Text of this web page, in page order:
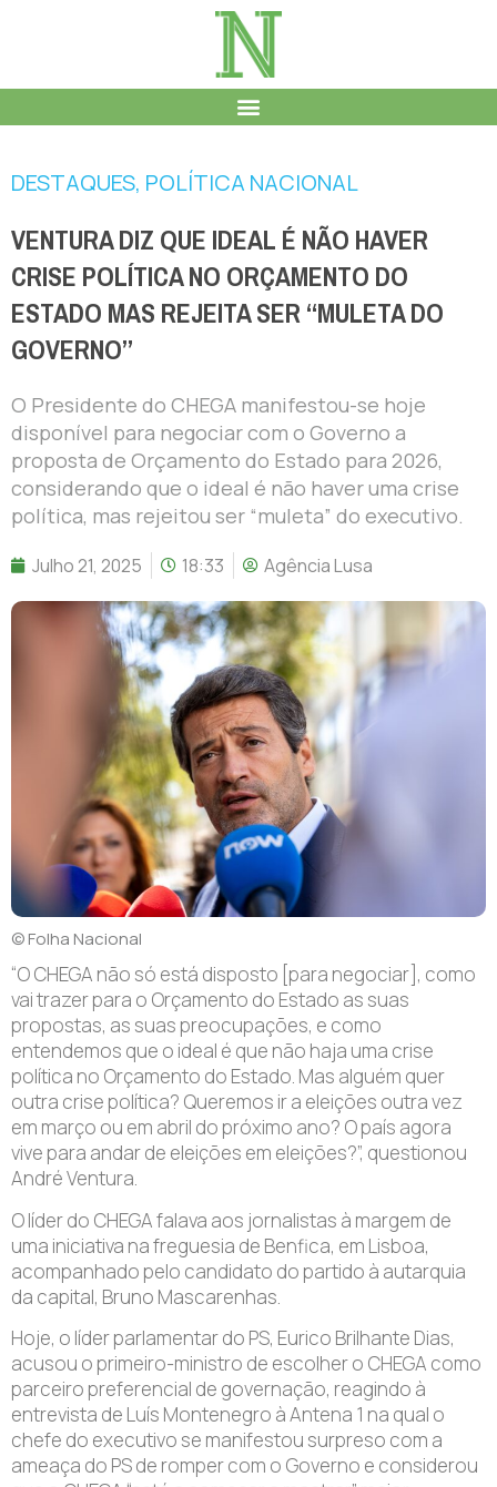
DESTAQUES, POLÍTICA NACIONAL
VENTURA DIZ QUE IDEAL É NÃO HAVER
CRISE POLÍTICA NO ORÇAMENTO DO
ESTADO MAS REJEITA SER “MULETA DO
GOVERNO”
O Presidente do CHEGA manifestou-se hoje
disponível para negociar com o Governo a
proposta de Orçamento do Estado para 2026,
considerando que o ideal é não haver uma crise
política, mas rejeitou ser “muleta” do executivo.
Julho 21, 2025 18:33 Agência Lusa
© Folha Nacional
“O CHEGA não só está disposto [para negociar], como
vai trazer para o Orçamento do Estado as suas
propostas, as suas preocupações, e como
entendemos que o ideal é que não haja uma crise
política no Orçamento do Estado. Mas alguém quer
outra crise política? Queremos ir a eleições outra vez
em março ou em abril do próximo ano? O país agora
vive para andar de eleições em eleições?”, questionou
André Ventura.
O líder do CHEGA falava aos jornalistas à margem de
uma iniciativa na freguesia de Benfica, em Lisboa,
acompanhado pelo candidato do partido à autarquia
da capital, Bruno Mascarenhas.
Hoje, o líder parlamentar do PS, Eurico Brilhante Dias,
acusou o primeiro-ministro de escolher o CHEGA como
parceiro preferencial de governação, reagindo à
entrevista de Luís Montenegro à Antena 1 na qual o
chefe do executivo se manifestou surpreso com a
ameaça do PS de romper com o Governo e considerou